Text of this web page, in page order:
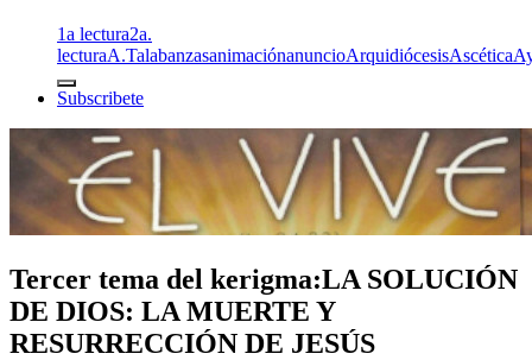
1a lectura2a.
lecturaA.TalabanzasanimaciónanuncioArquidiócesisAscética
Subscribete
Tercer tema del kerigma:LA SOLUCIÓN
DE DIOS: LA MUERTE Y
RESURRECCIÓN DE JESÚS